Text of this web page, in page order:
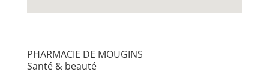
PHARMACIE DE MOUGINS
Santé & beauté